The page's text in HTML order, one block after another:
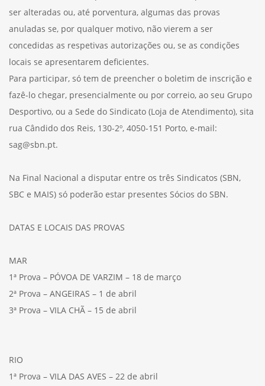
ser alteradas ou, até porventura, algumas das provas
anuladas se, por qualquer motivo, não vierem a ser
concedidas as respetivas autorizações ou, se as condições
locais se apresentarem deficientes.
Para participar, só tem de preencher o boletim de inscrição e
fazê-lo chegar, presencialmente ou por correio, ao seu Grupo
Desportivo, ou a Sede do Sindicato (Loja de Atendimento), sita
rua Cândido dos Reis, 130-2º, 4050-151 Porto, e-mail:
sag@sbn.pt.
Na Final Nacional a disputar entre os três Sindicatos (SBN,
SBC e MAIS) só poderão estar presentes Sócios do SBN.
DATAS E LOCAIS DAS PROVAS
MAR
1ª Prova – PÓVOA DE VARZIM – 18 de março
2ª Prova – ANGEIRAS – 1 de abril
3ª Prova – VILA CHÃ – 15 de abril
RIO
1ª Prova – VILA DAS AVES – 22 de abril